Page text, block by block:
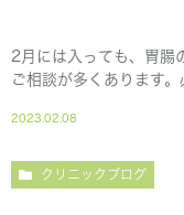
2月には入っても、胃腸
ご相談が多くあります
2023.02.08
クリニックブログ